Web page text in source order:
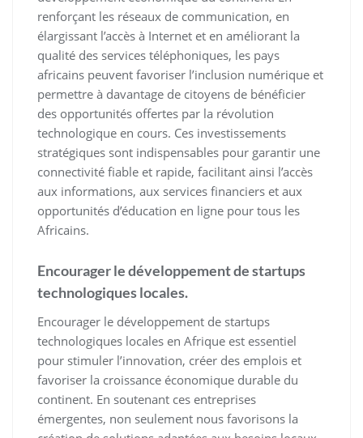
renforçant les réseaux de communication, en
élargissant l’accès à Internet et en améliorant la
qualité des services téléphoniques, les pays
africains peuvent favoriser l’inclusion numérique et
permettre à davantage de citoyens de bénéficier
des opportunités offertes par la révolution
technologique en cours. Ces investissements
stratégiques sont indispensables pour garantir une
connectivité fiable et rapide, facilitant ainsi l’accès
aux informations, aux services financiers et aux
opportunités d’éducation en ligne pour tous les
Africains.
Encourager le développement de startups
technologiques locales.
Encourager le développement de startups
technologiques locales en Afrique est essentiel
pour stimuler l’innovation, créer des emplois et
favoriser la croissance économique durable du
continent. En soutenant ces entreprises
émergentes, non seulement nous favorisons la